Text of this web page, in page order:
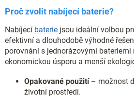
s
Proč zvolit nabíjecí baterie?
Nabíjecí baterie jsou ideální volbou
efektivní a dlouhodobě výhodné
porovnání s jednorázovými bateriemi
ekonomickou úsporu a menší
Opakované použití– možnost
životní prostředí.